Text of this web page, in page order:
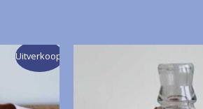
Uitverkoop!